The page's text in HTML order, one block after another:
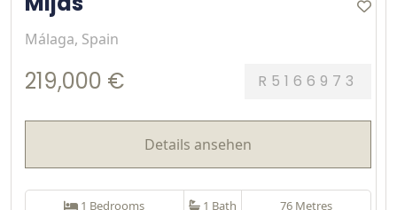
Málaga, Spain
219,000 € R5166973
Details ansehen
1 Bedrooms 1 Bath 76 Metres